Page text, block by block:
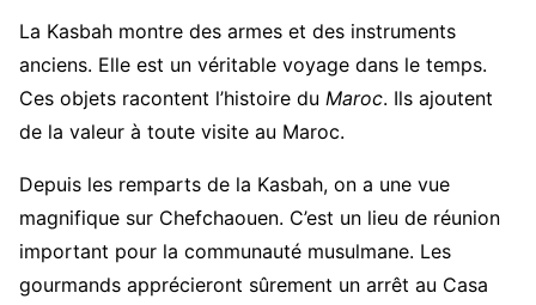
La Kasbah montre des armes et des instruments
anciens. Elle est un véritable voyage dans le temps.
Ces objets racontent l’histoire du Maroc. Ils ajoutent
de la valeur à toute visite au Maroc.
Depuis les remparts de la Kasbah, on a une vue
magnifique sur Chefchaouen. C’est un lieu de réunion
important pour la communauté musulmane. Les
gourmands apprécieront sûrement un arrêt au Casa